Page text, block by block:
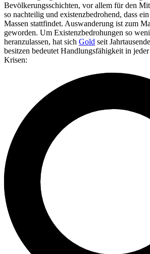
Bevölkerungsschichten, vor allem für den
so nachteilig und existenzbedrohend, dass
Massen stattfindet. Auswanderung ist zum
geworden. Um Existenzbedrohungen so
heranzulassen, hat sich Gold seit
besitzen bedeutet Handlungsfähigkeit in
Krisen: